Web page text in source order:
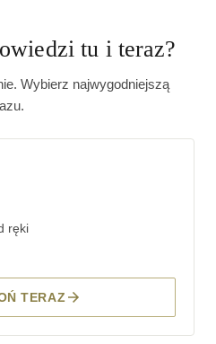
tu i teraz?
Wybierz najwygodniejszą
ręki
TERAZ